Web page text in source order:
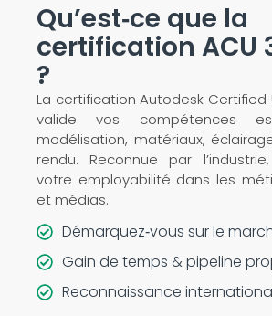
Qu’est‑ce que la
certification ACU
?
La certification Autodesk Certified
valide vos compétences
modélisation, matériaux,
rendu. Reconnue par
votre employabilité dans les
et médias.
Démarquez‑vous sur le
Gain de temps & pipeline
Reconnaissance